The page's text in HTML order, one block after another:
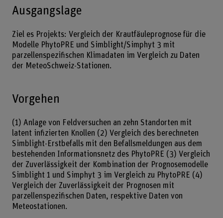
Ausgangslage
Ziel es Projekts: Vergleich der Krautfäuleprognose für die
Modelle PhytoPRE und Simblight/Simphyt 3 mit
parzellenspezifischen Klimadaten im Vergleich zu Daten
der MeteoSchweiz-Stationen.
Vorgehen
(1) Anlage von Feldversuchen an zehn Standorten mit
latent infizierten Knollen (2) Vergleich des berechneten
Simblight-Erstbefalls mit den Befallsmeldungen aus dem
bestehenden Informationsnetz des PhytoPRE (3) Vergleich
der Zuverlässigkeit der Kombination der Prognosemodelle
Simblight 1 und Simphyt 3 im Vergleich zu PhytoPRE (4)
Vergleich der Zuverlässigkeit der Prognosen mit
parzellenspezifischen Daten, respektive Daten von
Meteostationen.